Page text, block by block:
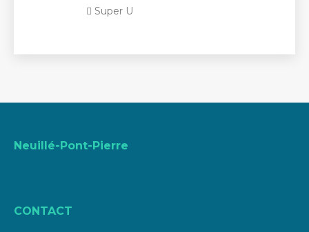
Super U
Neuillé-Pont-Pierre
CONTACT